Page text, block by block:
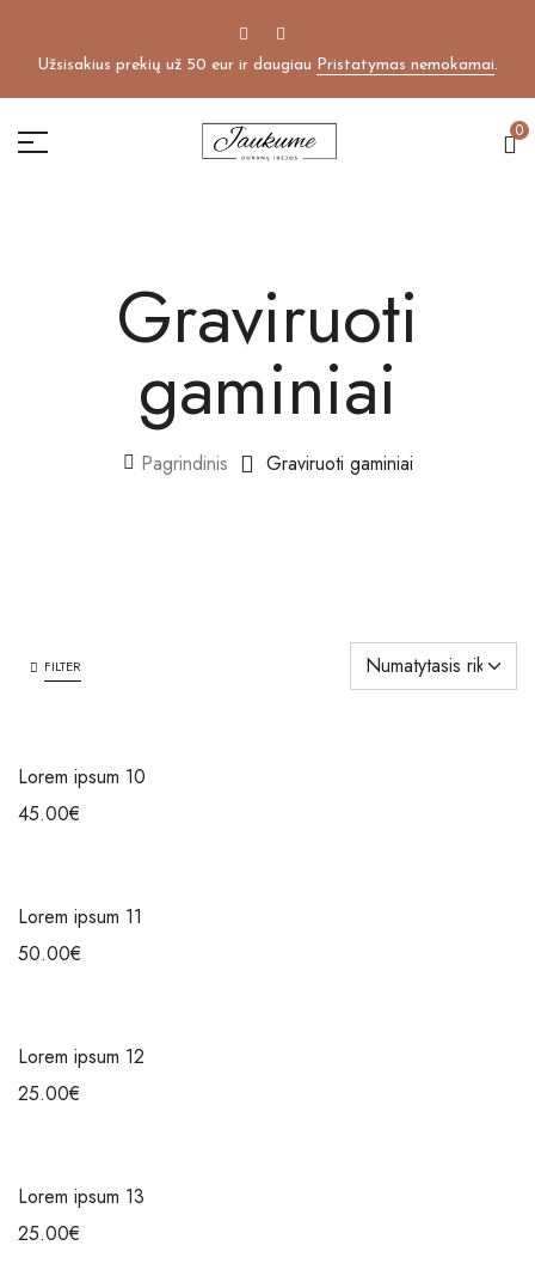
Užsisakius prekių už 50 eur ir daugiau Pristatymas nemokamai.
0
Graviruoti
gaminiai
Pagrindinis Graviruoti gaminiai
FILTER
Lorem ipsum 10
45.00€
Lorem ipsum 11
50.00€
Lorem ipsum 12
25.00€
Lorem ipsum 13
25.00€